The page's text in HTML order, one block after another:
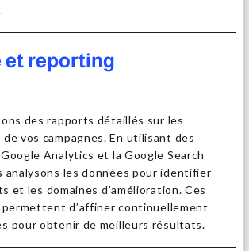
et reporting
des rapports détaillés sur les
vos campagnes. En utilisant des
Analytics et la Google Search
analysons les données pour identifier
et les domaines d’amélioration. Ces
d’affiner continuellement
pour obtenir de meilleurs résultats.